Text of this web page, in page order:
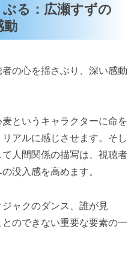
る：広瀬すずの
動
の心を揺さぶり、深い感動
というキャラクターに命を
アルに感じさせます。そし
人間関係の描写は、視聴者
没入感を高めます。
ャクのダンス、誰が見
のできない重要な要素の一